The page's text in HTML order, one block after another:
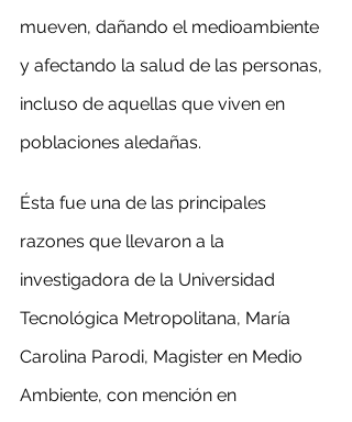
mueven, dañando el medioambiente
y afectando la salud de las personas,
incluso de aquellas que viven en
poblaciones aledañas.
Ésta fue una de las principales
razones que llevaron a la
investigadora de la Universidad
Tecnológica Metropolitana, María
Carolina Parodi, Magister en Medio
Ambiente, con mención en